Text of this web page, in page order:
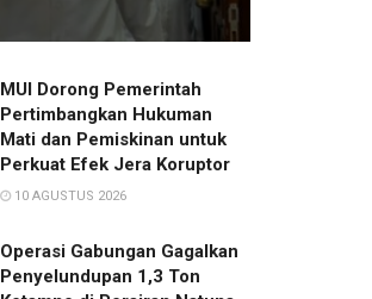
MUI Dorong Pemerintah
Pertimbangkan Hukuman
Mati dan Pemiskinan untuk
Perkuat Efek Jera Koruptor
10 AGUSTUS 2026
Operasi Gabungan Gagalkan
Penyelundupan 1,3 Ton